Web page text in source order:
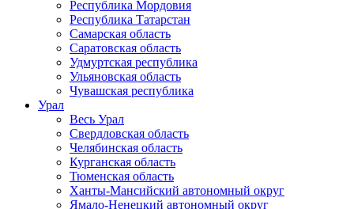
Республика Мордовия
Республика Татарстан
Самарская область
Саратовская область
Удмуртская республика
Ульяновская область
Чувашская республика
Урал
Весь Урал
Свердловская область
Челябинская область
Курганская область
Тюменская область
Ханты-Мансийский автономный округ
Ямало-Ненецкий автономный округ